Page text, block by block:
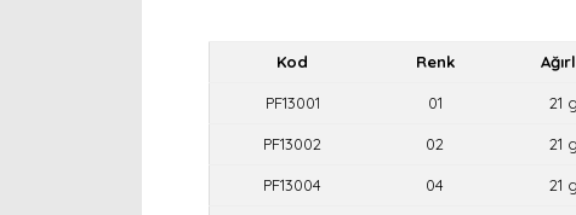
Kod Renk
PF13001 01 21
PF13002 02 21
PF13004 04 21